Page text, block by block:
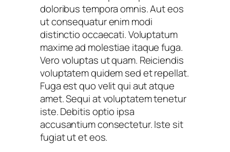
doloribus tempora omnis. Aut eos
ut consequatur enim modi
distinctio occaecati. Voluptatum
maxime ad molestiae itaque fuga.
Vero voluptas ut quam. Reiciendis
voluptatem quidem sed et repellat.
Fuga est quo velit qui aut atque
amet. Sequi at voluptatem tenetur
iste. Debitis optio ipsa
accusantium consectetur. Iste sit
fugiat ut et eos.